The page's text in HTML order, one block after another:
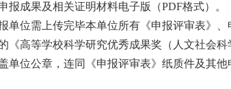
成果及相关证明材料电子版（PDF格式）。
位需上传完毕本单位所有《申报评审表》、
《高等学校科学研究优秀成果奖（人文社会
单位公章，连同《申报评审表》纸质件及其